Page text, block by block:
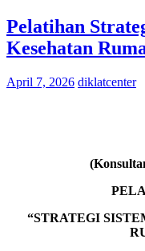
Pelatihan
Kesehatan
April 7, 2026 diklatcenter
“STRATEGI